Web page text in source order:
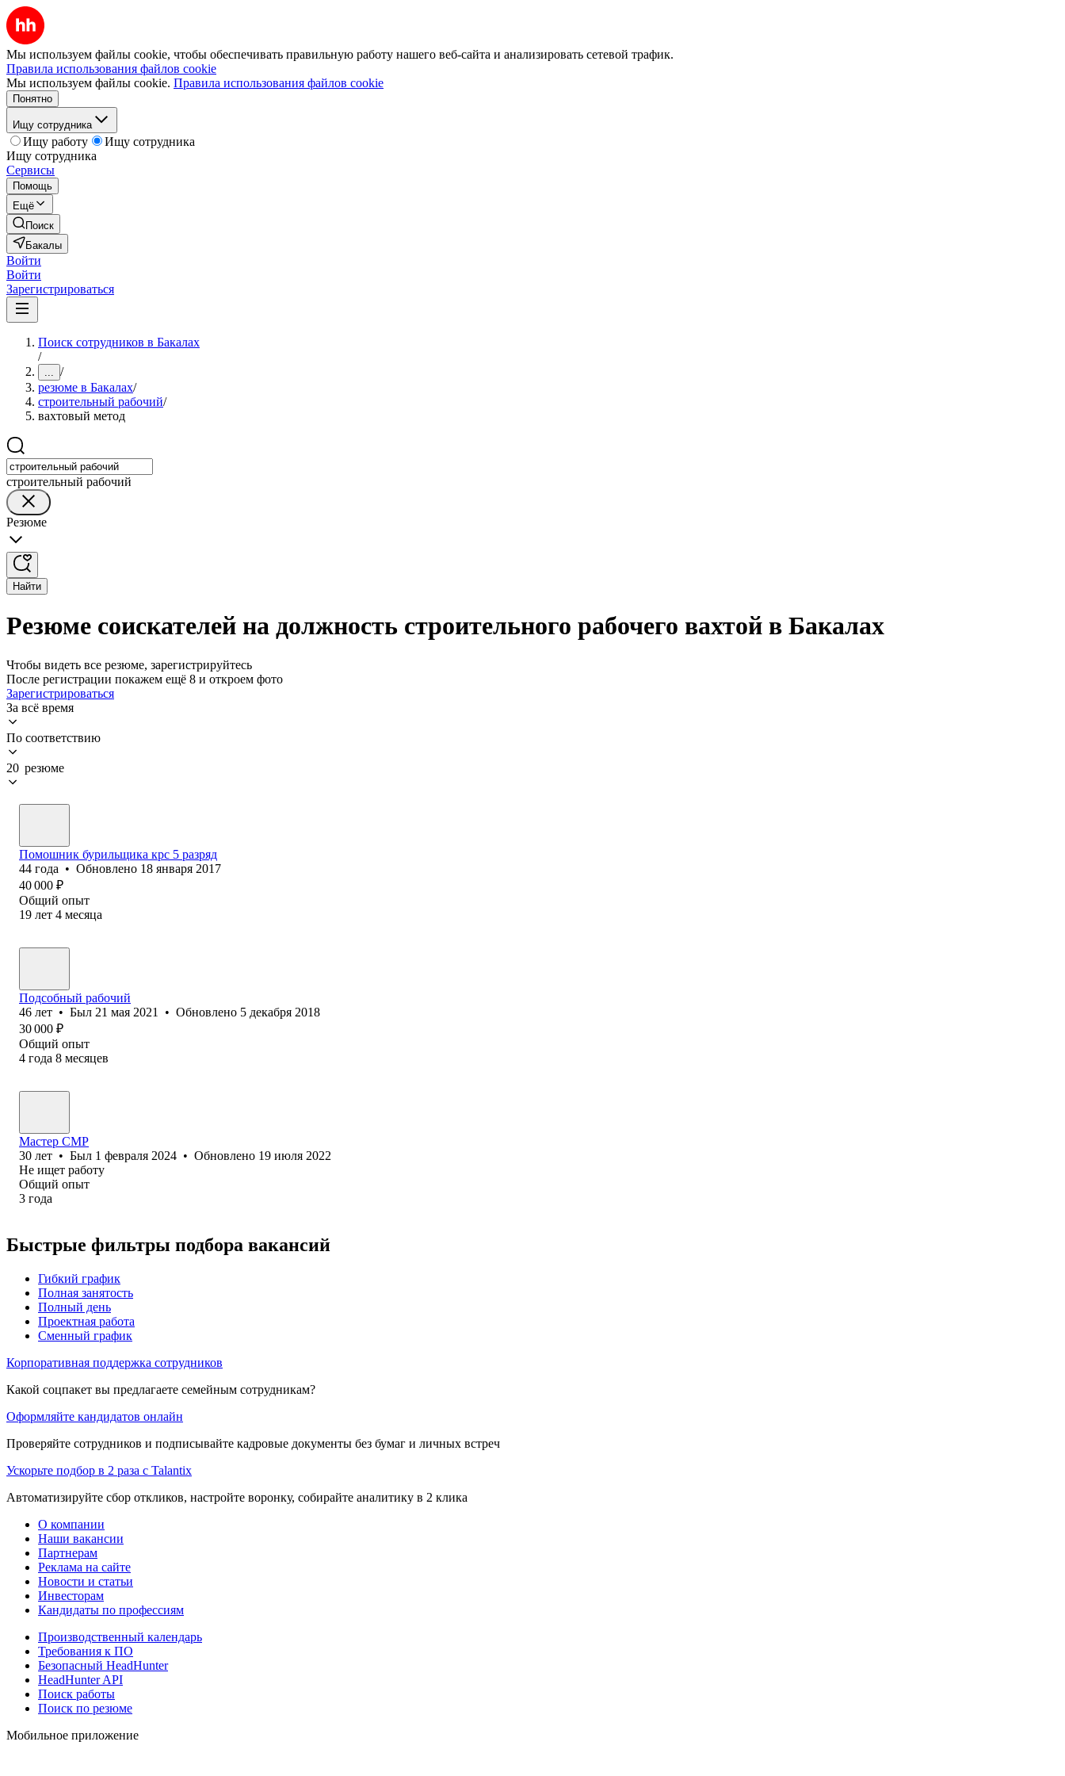
Мы используем файлы cookie, чтобы обеспечивать правильную работу нашего веб-сайта и анализировать сетевой трафик.
Правила использования файлов cookie
Мы используем файлы cookie. Правила использования файлов cookie
Понятно
Ищу сотрудника
Ищу работу
Ищу сотрудника
Ищу сотрудника
Сервисы
Помощь
Ещё
Поиск
Бакалы
Войти
Войти
Зарегистрироваться
Поиск сотрудников в Бакалах
/
... /
резюме в Бакалах/
строительный рабочий/
вахтовый метод
строительный рабочий
Резюме
Найти
Резюме соискателей на должность строительного рабочего вахтой в Бакалах
Чтобы видеть все резюме, зарегистрируйтесь
После регистрации покажем ещё 8 и откроем фото
Зарегистрироваться
За всё время
По соответствию
20 резюме
Помошник бурильщика крс 5 разряд
44 года • Обновлено 18 января 2017
40 000 ₽
Общий опыт
19 лет 4 месяца
Подсобный рабочий
46 лет • Был 21 мая 2021 • Обновлено 5 декабря 2018
30 000 ₽
Общий опыт
4 года 8 месяцев
Мастер СМР
30 лет • Был 1 февраля 2024 • Обновлено 19 июля 2022
Не ищет работу
Общий опыт
3 года
Быстрые фильтры подбора вакансий
Гибкий график
Полная занятость
Полный день
Проектная работа
Сменный график
Корпоративная поддержка сотрудников
Какой соцпакет вы предлагаете семейным сотрудникам?
Оформляйте кандидатов онлайн
Проверяйте сотрудников и подписывайте кадровые документы без бумаг и личных встреч
Ускорьте подбор в 2 раза с Talantix
Автоматизируйте сбор откликов, настройте воронку, собирайте аналитику в 2 клика
О компании
Наши вакансии
Партнерам
Реклама на сайте
Новости и статьи
Инвесторам
Кандидаты по профессиям
Производственный календарь
Требования к ПО
Безопасный HeadHunter
HeadHunter API
Поиск работы
Поиск по резюме
Мобильное приложение